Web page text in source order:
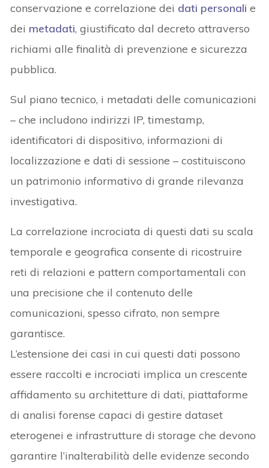
conservazione e correlazione dei dati personali e
dei metadati, giustificato dal decreto attraverso
richiami alle finalità di prevenzione e sicurezza
pubblica.
Sul piano tecnico, i metadati delle comunicazioni
– che includono indirizzi IP, timestamp,
identificatori di dispositivo, informazioni di
localizzazione e dati di sessione – costituiscono
un patrimonio informativo di grande rilevanza
investigativa.
La correlazione incrociata di questi dati su scala
temporale e geografica consente di ricostruire
reti di relazioni e pattern comportamentali con
una precisione che il contenuto delle
comunicazioni, spesso cifrato, non sempre
garantisce.
L’estensione dei casi in cui questi dati possono
essere raccolti e incrociati implica un crescente
affidamento su architetture di dati, piattaforme
di analisi forense capaci di gestire dataset
eterogenei e infrastrutture di storage che devono
garantire l’inalterabilità delle evidenze secondo